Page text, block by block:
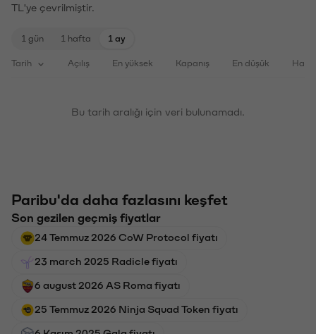
TL'ye çevrilmiştir.
1 gün 1 hafta 1 ay
Tarih Açılış En yüksek Kapanış En düşük
Bu tarih aralığı için veri bulunamadı.
Paribu'da daha fazlasını keşfet
Son gezilen geçmiş fiyatlar
24 Temmuz 2026 CoW Protocol fiyatı
23 march 2025 Radicle fiyatı
6 august 2026 AS Roma fiyatı
25 Temmuz 2026 Ninja Squad Token fiyatı